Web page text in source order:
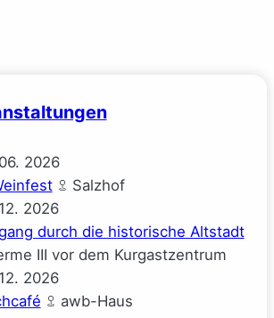
06. 2026
Salzhof
12. 2026
durch die historische Altstadt
III vor dem Kurgastzentrum
12. 2026
awb-Haus